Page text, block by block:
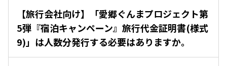
【旅行会社向け】「愛郷ぐんまプロジェクト第
5弾『宿泊キャンペーン』旅行代金証明書(様式
9)」は人数分発行する必要はありますか。